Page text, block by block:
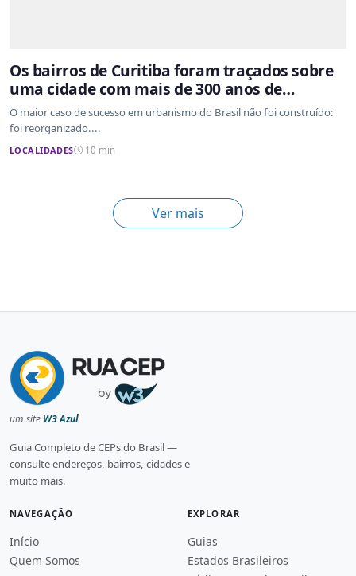
Os bairros de Curitiba foram traçados sobre
uma cidade com mais de 300 anos de
ocupação desordenada
O maior caso de sucesso em urbanismo do Brasil não foi construído:
foi reorganizado....
LOCALIDADES 10 min
Ver mais
um site W3 Azul
Guia Completo de CEPs do Brasil —
consulte endereços, bairros, cidades e
muito mais.
NAVEGAÇÃO
Início
Quem Somos
EXPLORAR
Guias
Estados Brasileiros